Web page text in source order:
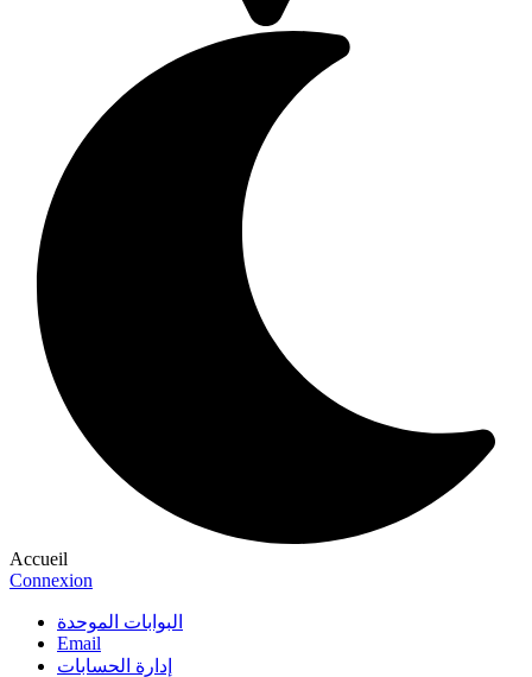
Accueil
Connexion
البوابات الموحدة
Email
إدارة الحسابات